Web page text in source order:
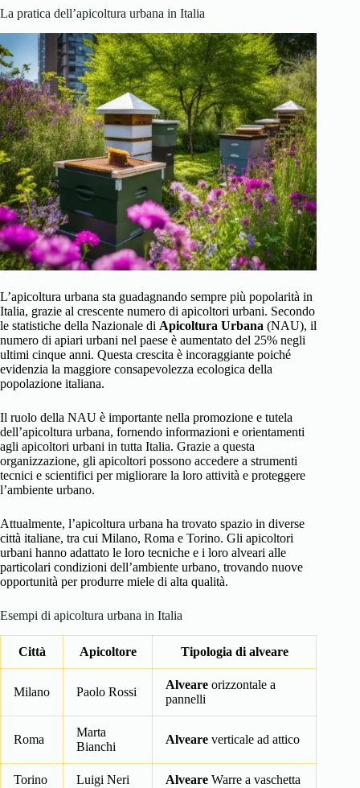
La pratica dell’apicoltura urbana in Italia
L’apicoltura urbana sta guadagnando sempre più popolarità in
Italia, grazie al crescente numero di apicoltori urbani. Secondo
le statistiche della Nazionale di Apicoltura Urbana (NAU), il
numero di apiari urbani nel paese è aumentato del 25% negli
ultimi cinque anni. Questa crescita è incoraggiante poiché
evidenzia la maggiore consapevolezza ecologica della
popolazione italiana.
Il ruolo della NAU è importante nella promozione e tutela
dell’apicoltura urbana, fornendo informazioni e orientamenti
agli apicoltori urbani in tutta Italia. Grazie a questa
organizzazione, gli apicoltori possono accedere a strumenti
tecnici e scientifici per migliorare la loro attività e proteggere
l’ambiente urbano.
Attualmente, l’apicoltura urbana ha trovato spazio in diverse
città italiane, tra cui Milano, Roma e Torino. Gli apicoltori
urbani hanno adattato le loro tecniche e i loro alveari alle
particolari condizioni dell’ambiente urbano, trovando nuove
opportunità per produrre miele di alta qualità.
Esempi di apicoltura urbana in Italia
Città Apicoltore Tipologia di alveare
Milano Paolo Rossi
Alveare orizzontale a
pannelli
Roma
Marta
Bianchi
Alveare verticale ad attico
Torino Luigi Neri Alveare Warre a vaschetta